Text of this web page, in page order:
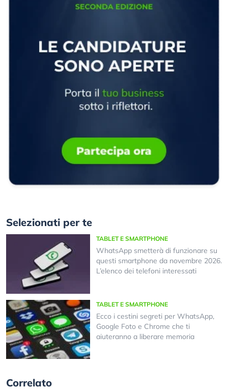
Selezionati per te
TABLET E SMARTPHONE
WhatsApp smetterà di funzionare su
questi smartphone da novembre 2026.
L’elenco dei telefoni interessati
TABLET E SMARTPHONE
Ecco i cestini segreti per WhatsApp,
Google Foto e Chrome che ti
aiuteranno a liberare memoria
Correlato